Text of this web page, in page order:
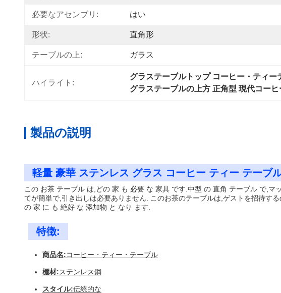
必要なアセンブリ: はい
形状: 直角形
テーブルの上: ガラス
ハイライト:
グラステーブルトップ コーヒー・ティー
グラステーブルの上方 正角型 現代コー
製品の説明
軽量 豪華 ステンレス グラス コーヒー ティー テーブ
この お茶 テーブル は,どの 家 も 必要 な 家具 です.中型 の 直角 テーブル で,
てが簡単で,引き出しは必要ありません. このお茶のテーブルは,ゲストを招待す
の 家 に も 絶好 な 添加物 と なり ます.
特徴:
商品名:コーヒー・ティー・テーブル
棚材:ステンレス鋼
スタイル:伝統的な